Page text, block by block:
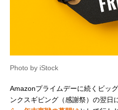
Photo by iStock
Amazonプライムデーに続くビッ
ンクスギビング（感謝祭）の翌日